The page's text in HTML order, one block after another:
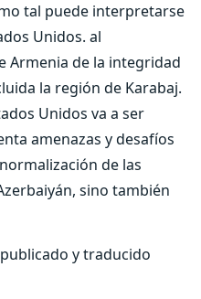
tal puede interpretarse
Unidos. al
Armenia de la integridad
la región de Karabaj.
Unidos va a ser
amenazas y desafíos
de las
sino también
y traducido